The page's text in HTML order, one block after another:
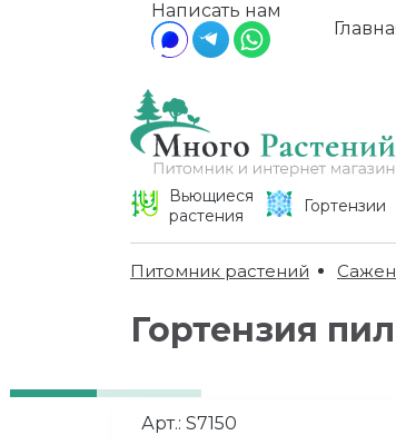
Написать нам
Вьющиеся
растения
Гортензии
Питомник растений
Гортензия
Арт.: S7150